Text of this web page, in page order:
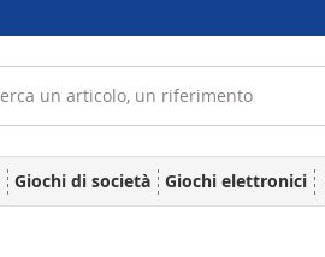
Giochi di società Giochi elettronici